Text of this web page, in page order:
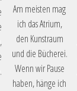
Am meisten mag
ich das Atrium,
den Kunstraum
und die Bücherei.
Wenn wir Pause
haben, hänge ich